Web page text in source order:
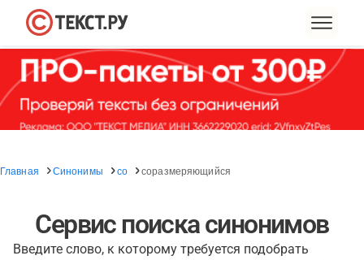
Главная Синонимы со соразмеряющийся
Сервис поиска синонимов
Введите слово, к которому требуется подобрать